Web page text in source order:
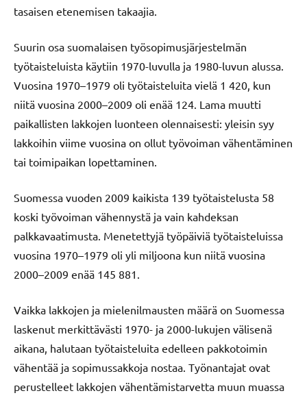
tasaisen etenemisen takaajia.
Suurin osa suomalaisen työsopimusjärjestelmän
työtaisteluista käytiin 1970-luvulla ja 1980-luvun alussa.
Vuosina 1970–1979 oli työtaisteluita vielä 1 420, kun
niitä vuosina 2000–2009 oli enää 124. Lama muutti
paikallisten lakkojen luonteen olennaisesti: yleisin syy
lakkoihin viime vuosina on ollut työvoiman vähentäminen
tai toimipaikan lopettaminen.
Suomessa vuoden 2009 kaikista 139 työtaistelusta 58
koski työvoiman vähennystä ja vain kahdeksan
palkkavaatimusta. Menetettyjä työpäiviä työtaisteluissa
vuosina 1970–1979 oli yli miljoona kun niitä vuosina
2000–2009 enää 145 881.
Vaikka lakkojen ja mielenilmausten määrä on Suomessa
laskenut merkittävästi 1970- ja 2000-lukujen välisenä
aikana, halutaan työtaisteluita edelleen pakkotoimin
vähentää ja sopimussakkoja nostaa. Työnantajat ovat
perustelleet lakkojen vähentämistarvetta muun muassa